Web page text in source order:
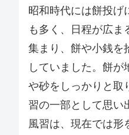
昭和時代には餅投げ
も多く、日程が広ま
集まり、餅や小銭を
していました。餅が
や砂をしっかりと取
習の一部として思い
風習は、現在では形